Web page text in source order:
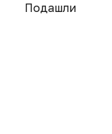
Подашли